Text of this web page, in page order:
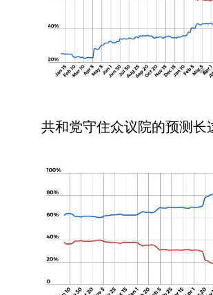
共和党守住众议院的预测长